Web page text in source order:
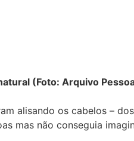
(Foto: Arquivo
alisando os cabelos –
mas não conseguia